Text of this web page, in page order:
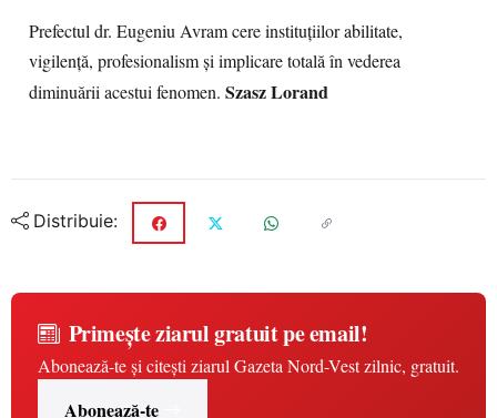
Prefectul dr. Eugeniu Avram cere instituţiilor abilitate,
vigilenţă, profesionalism şi implicare totală în vederea
diminuării acestui fenomen. Szasz Lorand
Distribuie:
Primește ziarul gratuit pe email!
Abonează-te și citești ziarul Gazeta Nord-Vest zilnic, gratuit.
Abonează-te